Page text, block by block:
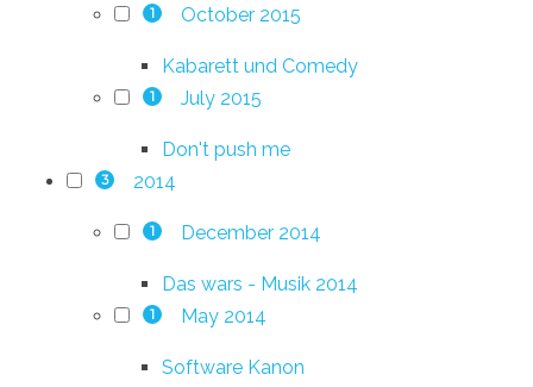
1 October 2015
Kabarett und Comedy
1 July 2015
Don't push me
3 2014
1 December 2014
Das wars - Musik 2014
1 May 2014
Software Kanon